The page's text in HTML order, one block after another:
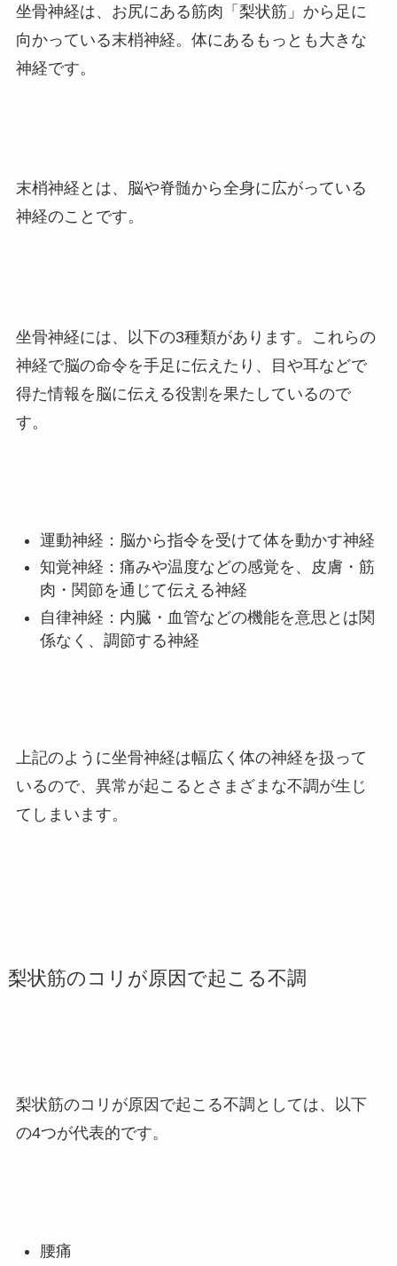
坐骨神経は、お尻にある筋肉「梨状筋」から足に
向かっている末梢神経。 体にあるもっとも大きな
神経です。
末梢神経とは、脳や脊髄から全身に広がっている
神経のことです。
坐骨神経には、以下の3種類があります。
これらの
神経で脳の命令を手足に伝えたり、目や耳などで
得た情報を脳に伝える役割を果たしているので
す。
運動神経：脳から指令を受けて体を動かす神経
知覚神経：痛みや温度などの感覚を、皮膚・筋
肉・関節を通じて伝える神経
自律神経：内臓・血管などの機能を意思とは関
係なく、調節する神経
上記のように坐骨神経は幅広く体の神経を扱って
いるので、異常が起こるとさまざまな不調が生じ
てしまいます。
梨状筋のコリが原因で起こる不調
梨状筋のコリが原因で起こる不調としては、以下
の4つが代表的です。
腰痛